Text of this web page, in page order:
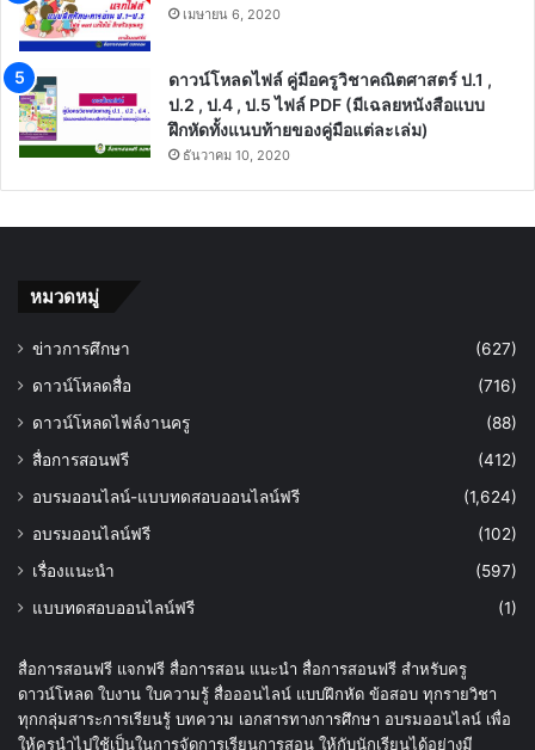
เมษายน 6, 2020
ดาวน์โหลดไฟล์ คู่มือครูวิชาคณิตศาสตร์ ป.1 ,
ป.2 , ป.4 , ป.5 ไฟล์ PDF (มีเฉลยหนังสือแบบ
ฝึกหัดทั้งแนบท้ายของคู่มือแต่ละเล่ม)
ธันวาคม 10, 2020
หมวดหมู่
ข่าวการศึกษา
(627)
ดาวน์โหลดสื่อ
(716)
ดาวน์โหลดไฟล์งานครู
(88)
สื่อการสอนฟรี
(412)
อบรมออนไลน์-แบบทดสอบออนไลน์ฟรี
(1,624)
อบรมออนไลน์ฟรี
(102)
เรื่องแนะนำ
(597)
แบบทดสอบออนไลน์ฟรี
(1)
สื่อการสอนฟรี แจกฟรี สื่อการสอน แนะนำ สื่อการสอนฟรี สำหรับครู
ดาวน์โหลด ใบงาน ใบความรู้ สื่อออนไลน์ แบบฝึกหัด ข้อสอบ ทุกรายวิชา
ทุกกลุ่มสาระการเรียนรู้ บทความ เอกสารทางการศึกษา อบรมออนไลน์ เพื่อ
ให้ครูนำไปใช้เป็นในการจัดการเรียนการสอน ให้กับนักเรียนได้อย่างมี